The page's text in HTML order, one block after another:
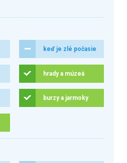
keď je zlé počasie
hrady a múzeá
burzy a jarmoky